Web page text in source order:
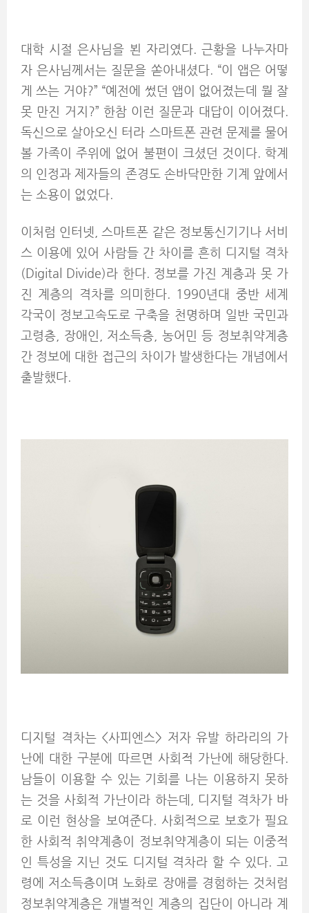
대학 시절 은사님을 뵌 자리였다. 근황을 나누자마
자 은사님께서는 질문을 쏟아내셨다. “이 앱은 어떻
게 쓰는 거야?” “예전에 썼던 앱이 없어졌는데 뭘 잘
못 만진 거지?” 한참 이런 질문과 대답이 이어졌다.
독신으로 살아오신 터라 스마트폰 관련 문제를 물어
볼 가족이 주위에 없어 불편이 크셨던 것이다. 학계
의 인정과 제자들의 존경도 손바닥만한 기계 앞에서
는 소용이 없었다.
이처럼 인터넷, 스마트폰 같은 정보통신기기나 서비
스 이용에 있어 사람들 간 차이를 흔히 디지털 격차
(Digital Divide)라 한다. 정보를 가진 계층과 못 가
진 계층의 격차를 의미한다. 1990년대 중반 세계
각국이 정보고속도로 구축을 천명하며 일반 국민과
고령층, 장애인, 저소득층, 농어민 등 정보취약계층
간 정보에 대한 접근의 차이가 발생한다는 개념에서
출발했다.
디지털 격차는 <사피엔스> 저자 유발 하라리의 가
난에 대한 구분에 따르면 사회적 가난에 해당한다.
남들이 이용할 수 있는 기회를 나는 이용하지 못하
는 것을 사회적 가난이라 하는데, 디지털 격차가 바
로 이런 현상을 보여준다. 사회적으로 보호가 필요
한 사회적 취약계층이 정보취약계층이 되는 이중적
인 특성을 지닌 것도 디지털 격차라 할 수 있다. 고
령에 저소득층이며 노화로 장애를 경험하는 것처럼
정보취약계층은 개별적인 계층의 집단이 아니라 계